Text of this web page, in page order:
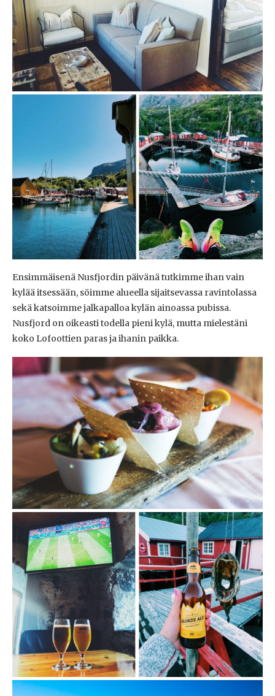
Ensimmäisenä Nusfjordin päivänä tutkimme ihan vain
kylää itsessään, söimme alueella sijaitsevassa ravintolassa
sekä katsoimme jalkapalloa kylän ainoassa pubissa.
Nusfjord on oikeasti todella pieni kylä, mutta mielestäni
koko Lofoottien paras ja ihanin paikka.